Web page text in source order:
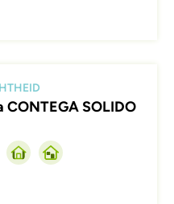
CONTEGA SOLIDO